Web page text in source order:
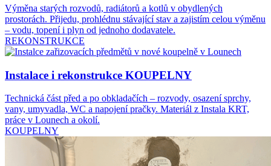
Výměna starých rozvodů, radiátorů a kotlů v obydlených
prostorách. Přijedu, prohlédnu stávající stav a zajistím celou výměnu
– vodu, topení i plyn od jednoho dodavatele.
REKONSTRUKCE
Instalace i rekonstrukce KOUPELNY
Technická část před a po obkladačích – rozvody, osazení sprchy,
vany, umyvadla, WC a napojení pračky. Materiál z Instala KRT,
práce v Lounech a okolí.
KOUPELNY